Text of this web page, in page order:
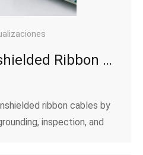
Shielded vs Unshielded Ribbon Cable: When Does EMI Protection Matter?
ribbon cables by
inspection, and